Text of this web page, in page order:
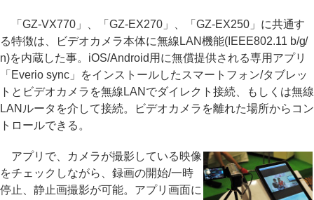
「GZ-VX770」、「GZ-EX270」、「GZ-EX250」に共通す
る特徴は、ビデオカメラ本体に無線LAN機能(IEEE802.11 b/g/
n)を内蔵した事。iOS/Android用に無償提供される専用アプリ
「Everio sync」をインストールしたスマートフォン/タブレッ
トとビデオカメラを無線LANでダイレクト接続、もしくは無線
LANルータを介して接続。ビデオカメラを離れた場所からコン
トロールできる。
アプリで、カメラが撮影している映像
をチェックしながら、録画の開始/一時
停止、静止画撮影が可能。アプリ画面に